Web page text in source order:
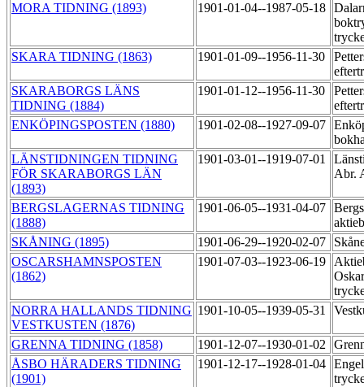
MORA TIDNING (1893)
1901-01-04--1987-05-18
SKARA TIDNING (1863)
1901-01-09--1956-11-30
SKARABORGS LÄNS
TIDNING (1884)
1901-01-12--1956-11-30
ENKÖPINGSPOSTEN (1880)
1901-02-08--1927-09-07
LÄNSTIDNINGEN TIDNING
FÖR SKARABORGS LÄN
(1893)
1901-03-01--1919-07-01
Abr.
BERGSLAGERNAS TIDNING
(1888)
1901-06-05--1931-04-07
SKÅNING (1895)
1901-06-29--1920-02-07
OSCARSHAMNSPOSTEN
(1862)
1901-07-03--1923-06-19
NORRA HALLANDS TIDNING
VESTKUSTEN (1876)
1901-10-05--1939-05-31
GRENNA TIDNING (1858) 1901-12-07--1930-01-02
ÅSBO HÄRADERS TIDNING
(1901)
1901-12-17--1928-01-04